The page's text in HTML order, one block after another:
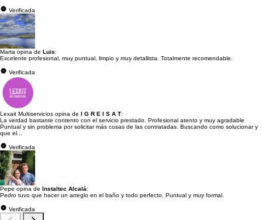
Verificada
Marta opina de Luis:
Excelente profesional, muy puntual, limpio y muy detallista. Totalmente recomendable.
Verificada
Lexait Multiservicios opina de I G R E I S A T:
La verdad bastante contento con el servicio prestado. Profesional atento y muy agradable
Puntual y sin problema por solicitar más cosas de las contratadas. Buscando como solucionar y
que el...
Verificada
Pepe opina de Instaltec Alcalá:
Pedro tuvo que hacer un arreglo en el baño y todo perfecto. Puntual y muy formal.
Verificada